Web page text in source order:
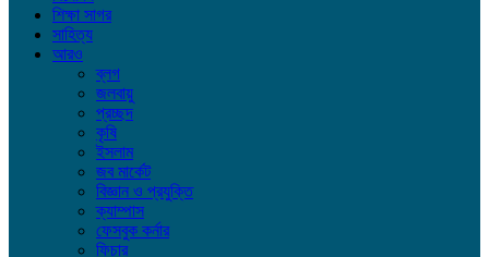
শিক্ষা সাগর
সাহিত্য
আরও
ব্লগ
জলবায়ু
প্রচ্ছদ
কৃষি
ইসলাম
জব মার্কেট
বিজ্ঞান ও প্রযুক্তি
ক্যাম্পাস
ফেসবুক কর্নার
ফিচার